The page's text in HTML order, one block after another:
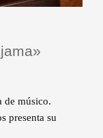
de músico.
presenta su